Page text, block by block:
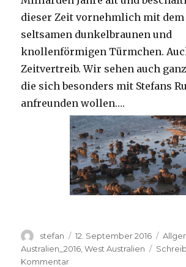
dieser Zeit vornehmlich mit dem
seltsamen dunkelbraunen und
knollenförmigen Türmchen.
Zeitvertreib. Wir sehen auch
die sich besonders mit Stefans
anfreunden wollen….
Autor
stefan
Veröffentlicht
am
12. September 2016
Australien_2016 ,West Australien
Kommentarzu